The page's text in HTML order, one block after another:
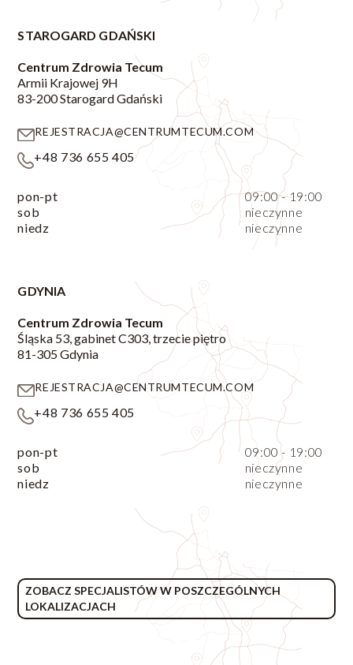
STAROGARD GDAŃSKI
Centrum Zdrowia Tecum
Armii Krajowej 9H
‍83-200 Starogard Gdański
REJESTRACJA@CENTRUMTECUM.COM
+48 736 655 405
pon-pt
sob
niedz
09:00 - 19:00
nieczynne
nieczynne
GDYNIA
Centrum Zdrowia Tecum
Śląska 53, gabinet C303, trzecie piętro
81-305 Gdynia
REJESTRACJA@CENTRUMTECUM.COM
+48 736 655 405
pon-pt
sob
niedz
09:00 - 19:00
nieczynne
nieczynne
ZOBACZ SPECJALISTÓW W POSZCZEGÓLNYCH
LOKALIZACJACH